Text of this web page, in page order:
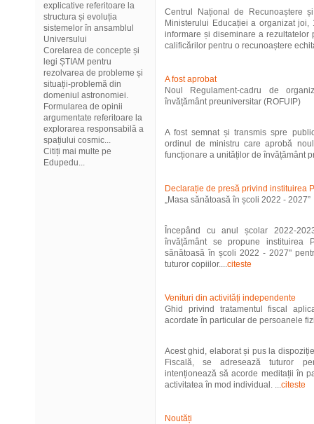
explicative referitoare la
structura și evoluția
sistemelor în ansamblul
Universului
Corelarea de concepte și
legi ȘTIAM pentru
rezolvarea de probleme și
situații-problemă din
domeniul astronomiei.
Formularea de opinii
argumentate referitoare la
explorarea responsabilă a
spațiului cosmic...
Citiți mai multe pe
Edupedu...
Centrul Național de Recunoaștere
Ministerului Educației a organizat
informare și diseminare a rezultatelor
calificărilor pentru o recunoaștere
A fost aprobat
Noul Regulament-cadru de
învățământ preuniversitar (ROFUIP)
A fost semnat și transmis spre
ordinul de ministru care aprobă
funcționare a unităților de învățământ
Declarație de presă privind instituirea
„Masa sănătoasă în școli 2022 - 2027”
Începând cu anul școlar 2022-
învățământ se propune instituirea
sănătoasă în școli 2022 - 2027"
tuturor copiilor....citeste
Venituri din activități independente
Ghid privind tratamentul fiscal
acordate în particular de persoanele
Acest ghid, elaborat și pus la
Fiscală, se adresează tuturor
intenționează să acorde meditații în
activitatea în mod individual. ...citeste
Noutăți